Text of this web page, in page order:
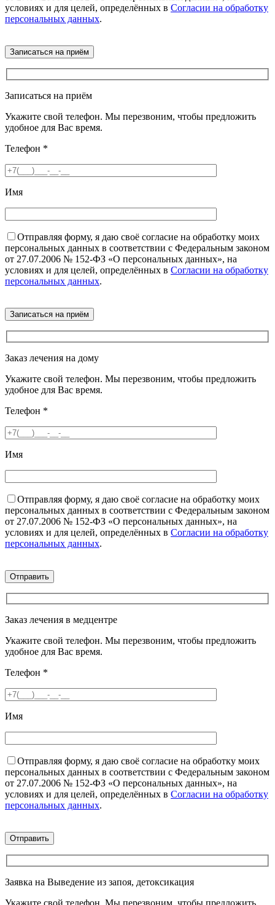
условиях и для целей, определённых в Согласии на обработку
персональных данных.
Записаться на приём
Укажите свой телефон. Мы перезвоним, чтобы предложить
удобное для Вас время.
Телефон *
Имя
Отправляя форму, я даю своё согласие на обработку моих
персональных данных в соответствии с Федеральным законом
от 27.07.2006 № 152-ФЗ «О персональных данных», на
условиях и для целей, определённых в Согласии на обработку
персональных данных.
Заказ лечения на дому
Укажите свой телефон. Мы перезвоним, чтобы предложить
удобное для Вас время.
Телефон *
Имя
Отправляя форму, я даю своё согласие на обработку моих
персональных данных в соответствии с Федеральным законом
от 27.07.2006 № 152-ФЗ «О персональных данных», на
условиях и для целей, определённых в Согласии на обработку
персональных данных.
Заказ лечения в медцентре
Укажите свой телефон. Мы перезвоним, чтобы предложить
удобное для Вас время.
Телефон *
Имя
Отправляя форму, я даю своё согласие на обработку моих
персональных данных в соответствии с Федеральным законом
от 27.07.2006 № 152-ФЗ «О персональных данных», на
условиях и для целей, определённых в Согласии на обработку
персональных данных.
Заявка на Выведение из запоя, детоксикация
Укажите свой телефон. Мы перезвоним, чтобы предложить